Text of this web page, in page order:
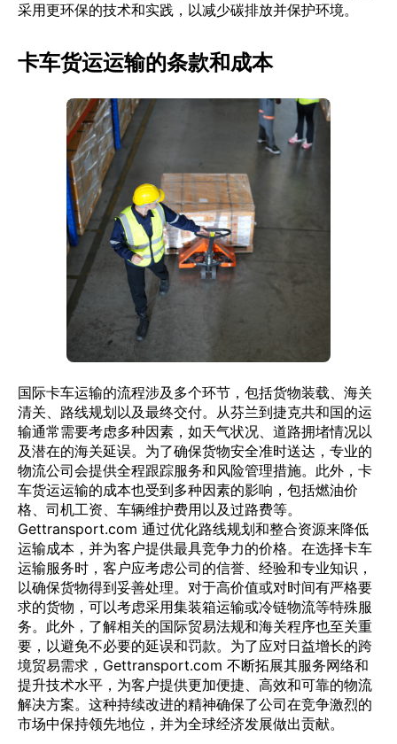
采用更环保的技术和实践，以减少碳排放并保护环境。
卡车货运运输的条款和成本
国际卡车运输的流程涉及多个环节，包括货物装载、海关
清关、路线规划以及最终交付。从芬兰到捷克共和国的运
输通常需要考虑多种因素，如天气状况、道路拥堵情况以
及潜在的海关延误。为了确保货物安全准时送达，专业的
物流公司会提供全程跟踪服务和风险管理措施。此外，卡
车货运运输的成本也受到多种因素的影响，包括燃油价
格、司机工资、车辆维护费用以及过路费等。
Gettransport.com 通过优化路线规划和整合资源来降低
运输成本，并为客户提供最具竞争力的价格。在选择卡车
运输服务时，客户应考虑公司的信誉、经验和专业知识，
以确保货物得到妥善处理。对于高价值或对时间有严格要
求的货物，可以考虑采用集装箱运输或冷链物流等特殊服
务。此外，了解相关的国际贸易法规和海关程序也至关重
要，以避免不必要的延误和罚款。为了应对日益增长的跨
境贸易需求，Gettransport.com 不断拓展其服务网络和
提升技术水平，为客户提供更加便捷、高效和可靠的物流
解决方案。这种持续改进的精神确保了公司在竞争激烈的
市场中保持领先地位，并为全球经济发展做出贡献。